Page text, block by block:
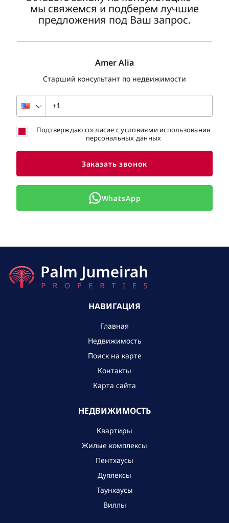
мы свяжемся и подберем лучшие
предложения под Ваш запрос.
Amer Alia
Старший консультант по недвижимости
Подтверждаю согласие с условиями использования
персональных данных
Заказать звонок
WhatsApp
НАВИГАЦИЯ
Главная
Недвижимость
Поиск на карте
Контакты
Карта сайта
НЕДВИЖИМОСТЬ
Квартиры
Жилые комплексы
Пентхаусы
Дуплексы
Таунхаусы
Виллы